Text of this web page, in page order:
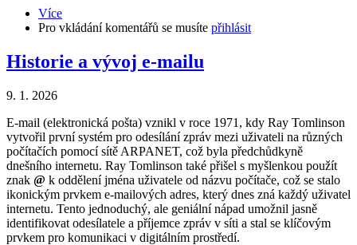
Více
Apple
Pro vkládání komentářů se musíte přihlásit
Historie a vývoj e-mailu
9. 1. 2026
E-mail (elektronická pošta) vznikl v roce 1971, kdy Ray Tomlinson
vytvořil první systém pro odesílání zpráv mezi uživateli na různých
počítačích pomocí sítě ARPANET, což byla předchůdkyně
dnešního internetu. Ray Tomlinson také přišel s myšlenkou použít
znak @ k oddělení jména uživatele od názvu počítače, což se stalo
ikonickým prvkem e-mailových adres, který dnes zná každý uživatel
internetu. Tento jednoduchý, ale geniální nápad umožnil jasně
identifikovat odesílatele a příjemce zpráv v síti a stal se klíčovým
prvkem pro komunikaci v digitálním prostředí.